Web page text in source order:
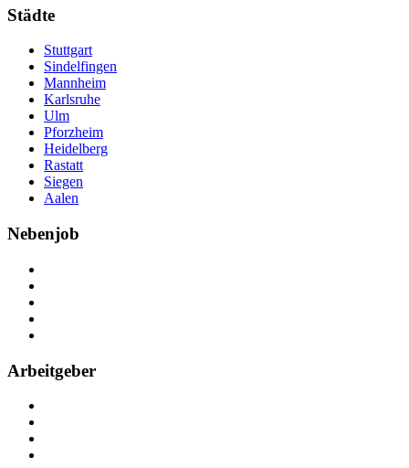
Städte
Stuttgart
Sindelfingen
Mannheim
Karlsruhe
Ulm
Pforzheim
Heidelberg
Rastatt
Siegen
Aalen
Nebenjob
Arbeitgeber